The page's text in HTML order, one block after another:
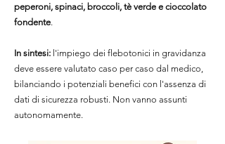
peperoni, spinaci, broccoli, tè verde e cioccolato
fondente.
In sintesi: l'impiego dei flebotonici in gravidanza
deve essere valutato caso per caso dal medico,
bilanciando i potenziali benefici con l'assenza di
dati di sicurezza robusti. Non vanno assunti
autonomamente.